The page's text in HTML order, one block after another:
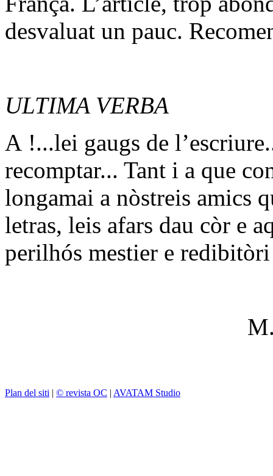
desvaluat un pauc.
ULTIMA VERBA
A !...lei gaugs de
recomptar... Tant i a que
longamai a nòstreis amics
letras, leis afars dau còr e
perilhós mestier e redibitòri
Plan del siti | © revista OC | AVATAM Studio